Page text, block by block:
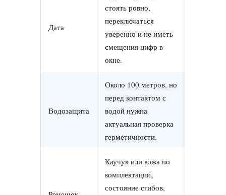
Дата
стоять ровно,
переключаться
уверенно и не иметь
смещения цифр в
окне.
Водозащита
Около 100 метров, но
перед контактом с
водой нужна
актуальная проверка
герметичности.
Каучук или кожа по
комплектации,
состояние сгибов,